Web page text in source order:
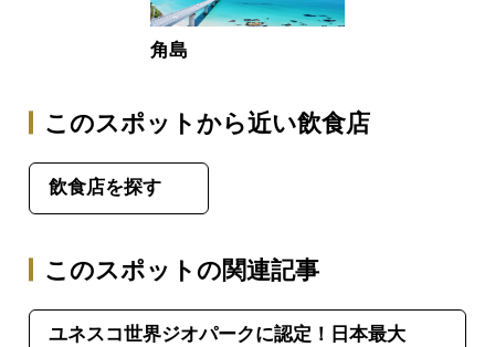
角島
このスポットから近い飲食店
飲食店を探す
このスポットの関連記事
ユネスコ世界ジオパークに認定！日本最大